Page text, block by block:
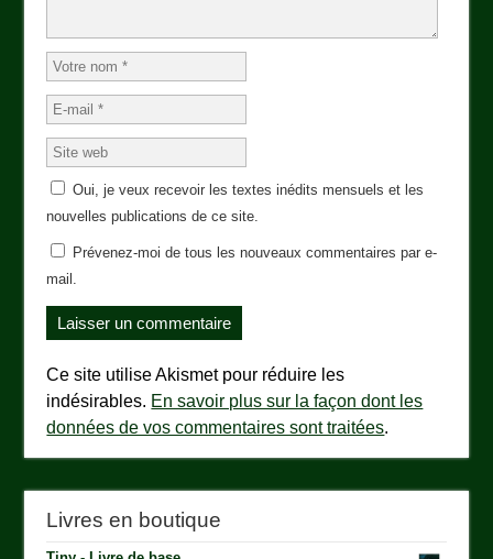
Oui, je veux recevoir les textes inédits mensuels et les
nouvelles publications de ce site.
Prévenez-moi de tous les nouveaux commentaires par e-
mail.
Ce site utilise Akismet pour réduire les
indésirables. En savoir plus sur la façon dont les
données de vos commentaires sont traitées.
Livres en boutique